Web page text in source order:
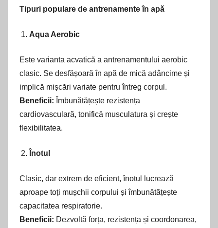
Tipuri populare de antrenamente în apă
Aqua Aerobic
Este varianta acvatică a antrenamentului aerobic
clasic. Se desfășoară în apă de mică adâncime și
implică mișcări variate pentru întreg corpul.
Beneficii: Îmbunătățește rezistența
cardiovasculară, tonifică musculatura și crește
flexibilitatea.
Înotul
Clasic, dar extrem de eficient, înotul lucrează
aproape toți mușchii corpului și îmbunătățește
capacitatea respiratorie.
Beneficii: Dezvoltă forța, rezistența și coordonarea,